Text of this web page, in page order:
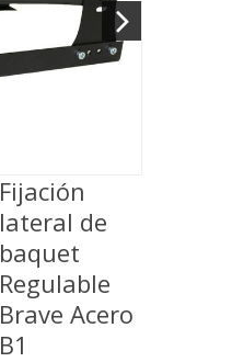
Fijación
lateral de
baquet
Regulable
Brave Acero
B1